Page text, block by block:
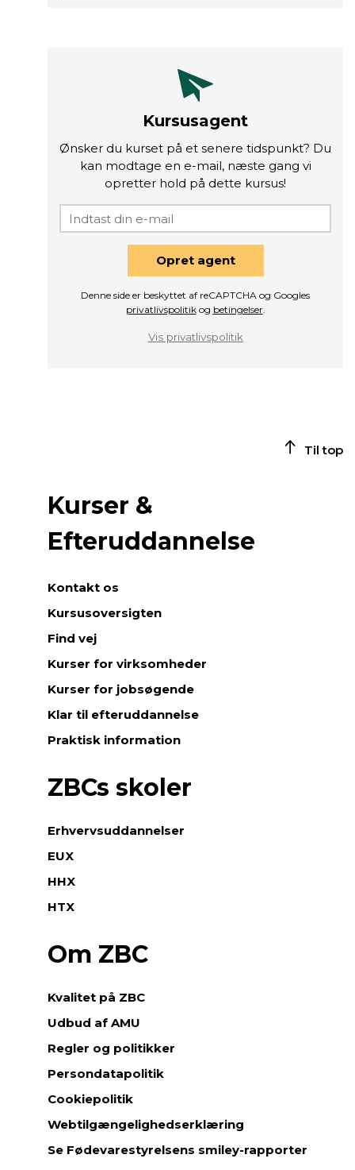
Kursusagent
Ønsker du kurset på et senere tidspunkt? Du
kan modtage en e-mail, næste gang vi
opretter hold på dette kursus!
Opret agent
Denne side er beskyttet af reCAPTCHA og Googles
privatlivspolitikog betingelser.
Vis privatlivspolitik
Til top
Kurser &
Efteruddannelse
Kontakt os
Kursusoversigten
Find vej
Kurser for virksomheder
Kurser for jobsøgende
Klar til efteruddannelse
Praktisk information
ZBCs skoler
Erhvervsuddannelser
EUX
HHX
HTX
Om ZBC
Kvalitet på ZBC
Udbud af AMU
Regler og politikker
Persondatapolitik
Cookiepolitik
Webtilgængelighedserklæring
Se Fødevarestyrelsens smiley-rapporter